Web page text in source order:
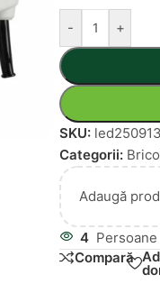
- +
SKU: led250913
Categorii:
Adaugă
4
Compară